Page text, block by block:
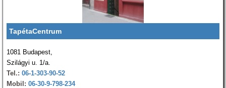
TapétaCentrum
1081 Budapest,
Szilágyi u. 1/a.
Tel.: 06-1-303-90-52
Mobil: 06-30-9-798-234